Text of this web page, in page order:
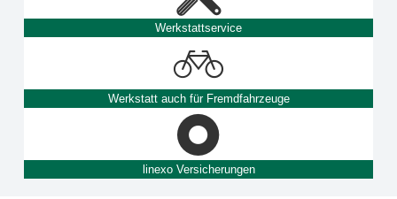
Werkstattservice
Werkstatt auch für Fremdfahrzeuge
linexo Versicherungen